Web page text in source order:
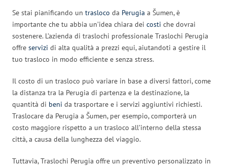
Se stai pianificando un trasloco da Perugia a Šumen, è
importante che tu abbia un’idea chiara dei costi che dovrai
sostenere. L’azienda di traslochi professionale Traslochi Perugia
offre servizi di alta qualità a prezzi equi, aiutandoti a gestire il
tuo trasloco in modo efficiente e senza stress.
Il costo di un trasloco può variare in base a diversi fattori, come
la distanza tra la Perugia di partenza e la destinazione, la
quantità di beni da trasportare e i servizi aggiuntivi richiesti.
Traslocare da Perugia a Šumen, per esempio, comporterà un
costo maggiore rispetto a un trasloco all’interno della stessa
città, a causa della lunghezza del viaggio.
Tuttavia, Traslochi Perugia offre un preventivo personalizzato in